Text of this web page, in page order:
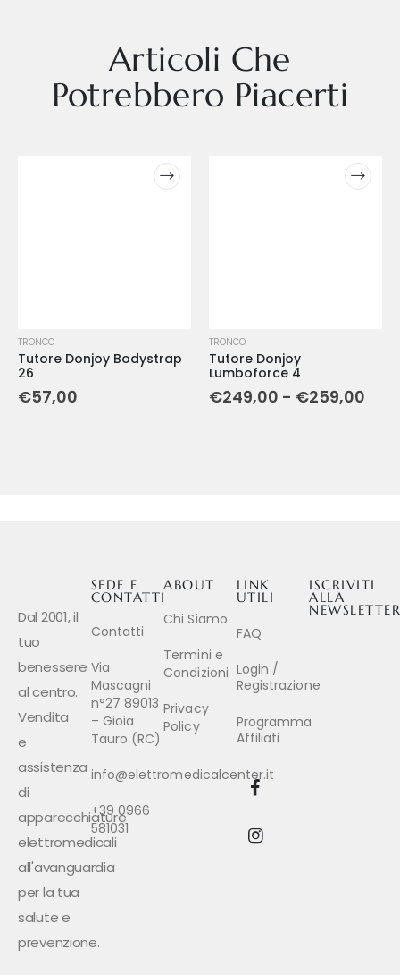
Articoli Che
Potrebbero Piacerti
TRONCO
Tutore Donjoy Bodystrap
26
€57,00
TRONCO
Tutore Donjoy
Lumboforce 4
€249,00 - €259,00
Dal 2001, il
tuo
benessere
al centro.
Vendita
e
assistenza
di
apparecchiature
elettromedicali
all'avanguardia
per la tua
salute e
prevenzione.
LINK
UTILI
FAQ
Login /
Registrazione
Programma
Affiliati
ABOUT
Chi Siamo
Termini e
Condizioni
Privacy
Policy
SEDE E
CONTATTI
Contatti
Via
Mascagni
n°27 89013
– Gioia
Tauro (RC)
info@elettromedicalcenter.it
+39 0966
581031
ISCRIVITI
ALLA